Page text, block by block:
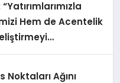
Hem de Acentelik
Ağını